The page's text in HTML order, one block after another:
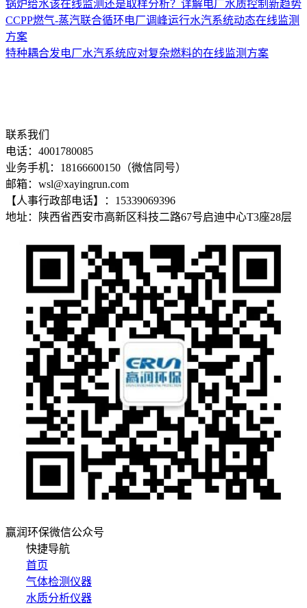
锅炉给水该在线监测还是取样分析？详解电厂水质控制新趋势
CCPP燃气-蒸汽联合循环电厂调峰运行水汽系统动态在线监测
方案
特种耦合发电厂水汽系统应对复杂燃料的在线监测方案
联系我们
电话：4001780085
业务手机：18166600150（微信同号）
邮箱：wsl@xayingrun.com
【人事行政部电话】：15339069396
地址：陕西省西安市高新区科技二路67号启迪中心T3座28层
赢润环保微信公众号
快捷导航
首页
气体检测仪器
水质分析仪器